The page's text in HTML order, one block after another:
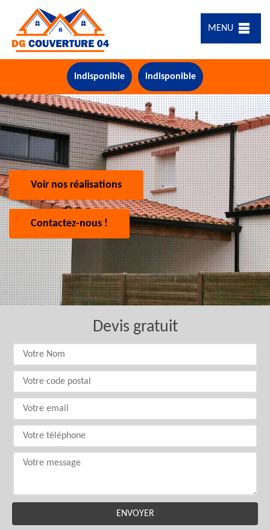
MENU
indisponible indisponible
Voir nos réalisations
Contactez-nous !
Devis gratuit